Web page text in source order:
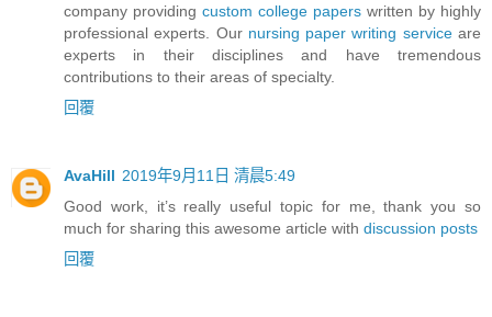
company providing custom college papers written by highly
professional experts. Our nursing paper writing serviceare
experts in their disciplines and have tremendous
contributions to their areas of specialty.
回覆
AvaHill 2019年9月11日 清晨5:49
Good work, it’s really useful topic for me, thank you so
much for sharing this awesome article with discussion posts
回覆